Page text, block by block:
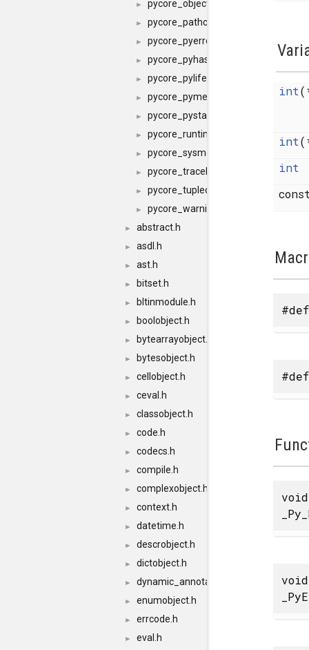
► pycore_object.h
► pycore_pathconfig.h
► pycore_pyerrors.h
► pycore_pyhash.h
► pycore_pylifecycle.h
► pycore_pymem.h
► pycore_pystate.h
► pycore_runtime.h
► pycore_sysmodule.h
► pycore_traceback.h
► pycore_tupleobject.h
► pycore_warnings.h
► abstract.h
► asdl.h
► ast.h
► bitset.h
► bltinmodule.h
► boolobject.h
► bytearrayobject.h
► bytesobject.h
► cellobject.h
► ceval.h
► classobject.h
► code.h
► codecs.h
► compile.h
► complexobject.h
► context.h
► datetime.h
► descrobject.h
► dictobject.h
► dynamic_annotations.h
► enumobject.h
► errcode.h
► eval.h
int
int
int
void
void